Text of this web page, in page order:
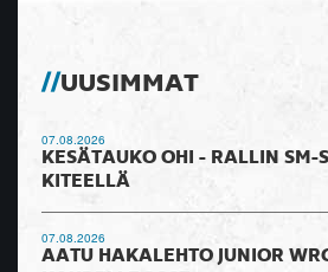
UUSIMMAT
07.08.2026
KESÄTAUKO OHI - RALLIN SM-
KITEELLÄ
07.08.2026
AATU HAKALEHTO JUNIOR